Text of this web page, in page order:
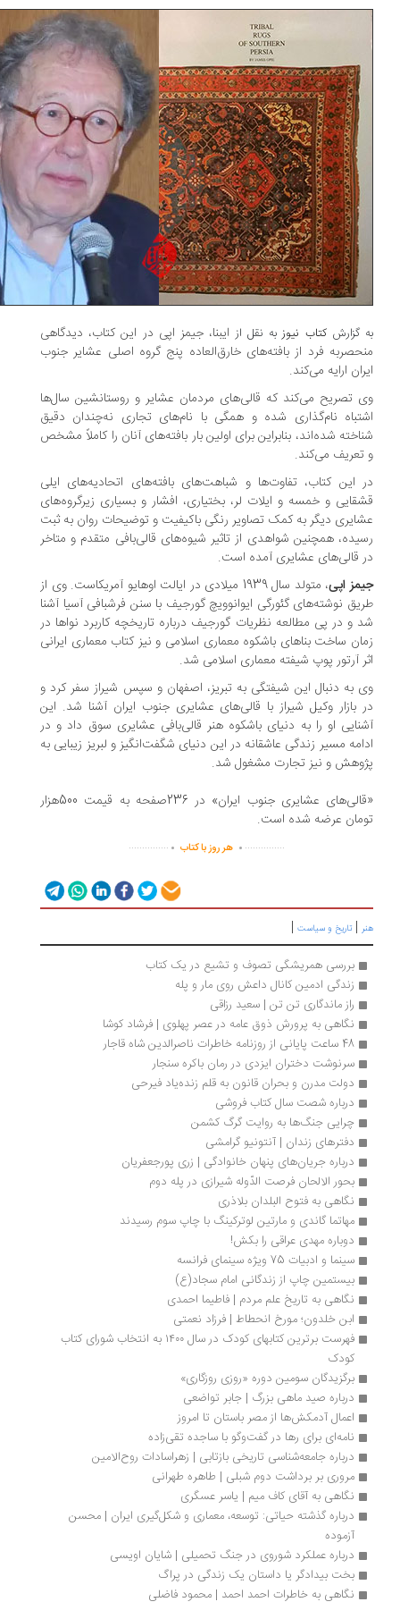
گزارش کتاب نیوز به نقل از ایبنا، جیمز اپی در این کتاب، دیدگاهی
فرد از بافته‌های خارق‌العاده پنج گروه اصلی عشایر جنوب
ارایه می‌کند.
تصریح می‌کند که قالی‌های مردمان عشایر و روستانشین سال‌ها
نام‌گذاری شده و همگی با نام‌های تجاری نه‌چندان دقیق
شده‌اند، بنابراین برای اولین بار بافته‌های آنان را کاملاً مشخص
می‌کند.
این کتاب، تفاوت‌ها و شباهت‌های بافته‌های اتحادیه‌های ایلی
و خمسه و ایلات لر، بختیاری، افشار و بسیاری زیرگروه‌های
دیگر به کمک تصاویر رنگی باکیفیت و توضیحات روان به ثبت
همچنین شواهدی از تاثیر شیوه‌های قالی‌بافی متقدم و متاخر
قالی‌های عشایری آمده است.
اپی
، متولد سال 1939 میلادی در ایالت اوهایو آمریکاست. وی از
نوشته‌های گئورگی ایوانوویچ گورجیف با سنن فرشبافی آسیا آشنا
و در پی مطالعه نظریات گورجیف درباره تاریخچه کاربرد نواها در
ساخت بناهای باشکوه معماری اسلامی و نیز کتاب معماری ایرانی
آرتور پوپ شیفته معماری اسلامی شد.
به دنبال این شیفتگی به تبریز، اصفهان و سپس شیراز سفر کرد و
بازار وکیل شیراز با قالی‌های عشایری جنوب ایران آشنا شد. این
او را به دنیای باشکوه هنر قالی‌بافی عشایری سوق داد و در
مسیر زندگی عاشقانه در این دنیای شگفت‌انگیز و لبریز زیبایی به
و نیز تجارت مشغول شد.
«قالی‌های عشایری جنوب ایران» در 236صفحه به قیمت 500هزار
عرضه شده است.
...............
. هر روز با کتاب .
...............
تاریخ و سیاست |
بررسی همریشگی تصوف و تشیع در یک کتاب
زندگی ادمین کانال داعش روی مار و پله
راز ماندگاری تن تن | سعید‌ رزاقی
نگاهی به پرورش ذوق عامه در عصر پهلوی | فرشاد کوشا
سرنوشت دختران ایزدی در رمان باکره سنجار
دولت مدرن و بحران قانون به قلم زنده‌یاد فیرحی
درباره شصت سال کتاب فروشی
چرایی جنگ‌ها به روایت گرگ کشمن
دفترهای زندان | آنتونیو گرامشی
درباره جریان‌های پنهان خانوادگی | زری پورجعفریان
بحور الالحان فرصت الدّوله شیرازی در پله دوم
نگاهی به فتوح البلدان بلاذری
مهاتما گاندی و مارتین لوترکینگ با چاپ سوم رسیدند
دوباره مهدی عراقی را بکش!
سینما و ادبیات 75 ویژه سینمای فرانسه
بیستمین چاپ از زندگانی امام سجاد(ع)
نگاهی به تاریخ علم مردم | فاطیما احمدی
ابن خلدون؛ مورخ انحطاط | فرزاد نعمتی
فهرست برترین کتابهای کودک در سال ۱۴۰۰ به انتخاب شورای کتاب
برگزیدگان سومین دوره «روزی روزگاری»
درباره صید ماهی بزرگ | جابر تواضعی
اعمال آدمکش‌ها از مصر باستان تا امروز
نامه‌ای برای رها در گفت‌وگو با ساجده تقی‌زاده
درباره جامعه‌شناسی تاریخی بازتابی | زهراسادات روح‌الامین
مروری بر برداشت دوم شبلی | طاهره طهرانی
نگاهی به آقای کاف میم | یاسر عسگری
درباره گذشته حیاتی: توسعه، معماری و شکل‌گیری ایران | محسن
درباره عملکرد شوروی در جنگ تحمیلی | شایان اویسی
بخت بیدادگر یا داستان یک زندگی در پراگ
نگاهی به خاطرات احمد احمد | محمود فاضلی